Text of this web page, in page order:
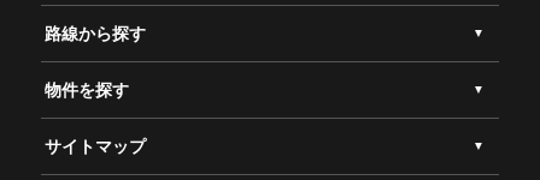
路線から探す
物件を探す
サイトマップ